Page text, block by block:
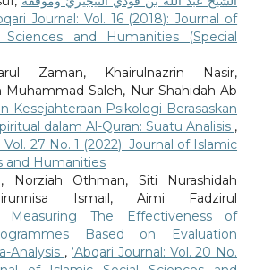
Journal: Vol. 16 (2018): Journal of
Sciences and Humanities (Special
Zaman, Khairulnazrin Nasir,
Muhammad Saleh, Nur Shahidah Ab
Kesejahteraan Psikologi Berasaskan
dalam Al-Quran: Suatu Analisis ,
Vol. 27 No. 1 (2022): Journal of Islamic
and Humanities
Norziah Othman, Siti Nurashidah
Ismail, Aimi Fadzirul
Measuring The Effectiveness of
Based on Evaluation
Analysis ,‘Abqari Journal: Vol. 20 No.